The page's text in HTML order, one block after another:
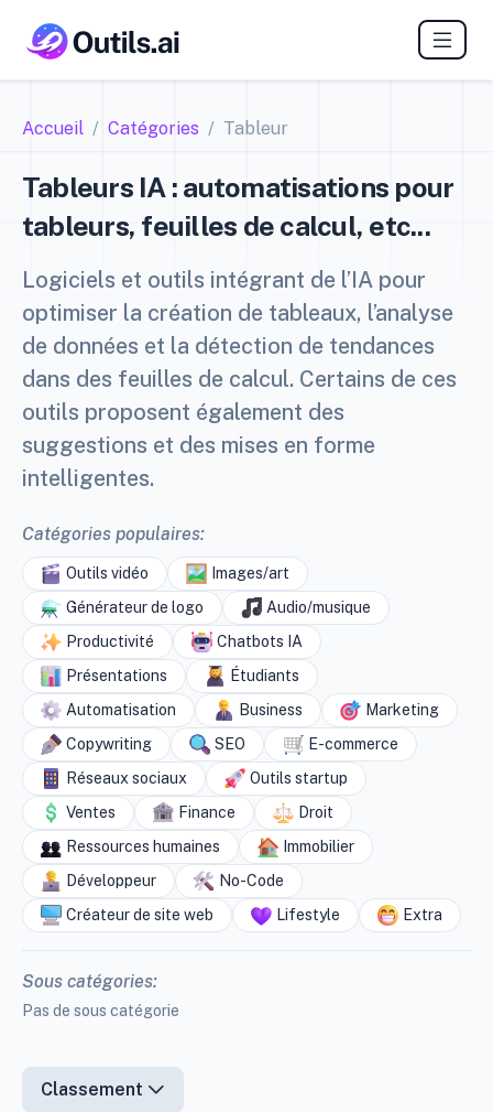
Accueil Catégories Tableur
Tableurs IA : automatisations pour
tableurs, feuilles de calcul, etc...
Logiciels et outils intégrant de l’IA pour
optimiser la création de tableaux, l’analyse
de données et la détection de tendances
dans des feuilles de calcul. Certains de ces
outils proposent également des
suggestions et des mises en forme
intelligentes.
Catégories populaires:
Outils vidéo
Images/art
Générateur de logo
Audio/musique
Productivité
Chatbots IA
Présentations
Étudiants
Automatisation
Business
Marketing
Copywriting
SEO
E-commerce
Réseaux sociaux
Outils startup
Ventes
Finance
Droit
Ressources humaines
Immobilier
Développeur
No-Code
Créateur de site web
Lifestyle Extra
Sous catégories:
Pas de sous catégorie
Classement